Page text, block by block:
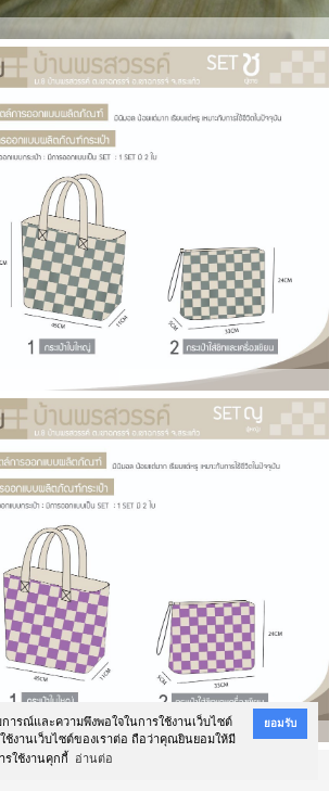
การณ์และความพึงพอใจในการใช้งานเว็บไซต์
งานเว็บไซต์ของเราต่อ ถือว่าคุณยินยอมให้มี
รใช้งานคุกกี้
อ่านต่อ
ยอมรับ